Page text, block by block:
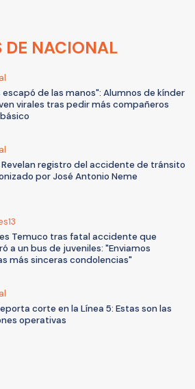
DE NACIONAL
escapó de las manos": Alumnos de kínder
virales tras pedir más compañeros
Revelan registro del accidente de tránsito
por José Antonio Neme
Temuco tras fatal accidente que
a un bus de juveniles: "Enviamos
más sinceras condolencias"
corte en la Línea 5: Estas son las
operativas